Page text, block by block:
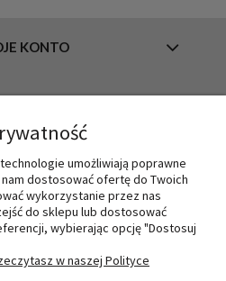
KONTO
O NAS
I DOSTAWA
umożliwiają poprawne
dostosować ofertę do Twoich
wykorzystanie przez nas
do sklepu lub dostosować
wybierając opcję "Dostosuj
w naszej Polityce